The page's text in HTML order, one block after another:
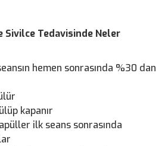
Sivilce Tedavisinde Neler
hemen sonrasında %30 dan
kapanır
ilk seans sonrasında